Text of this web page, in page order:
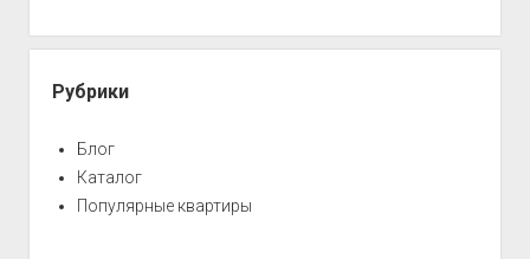
Рубрики
Блог
Каталог
Популярные квартиры